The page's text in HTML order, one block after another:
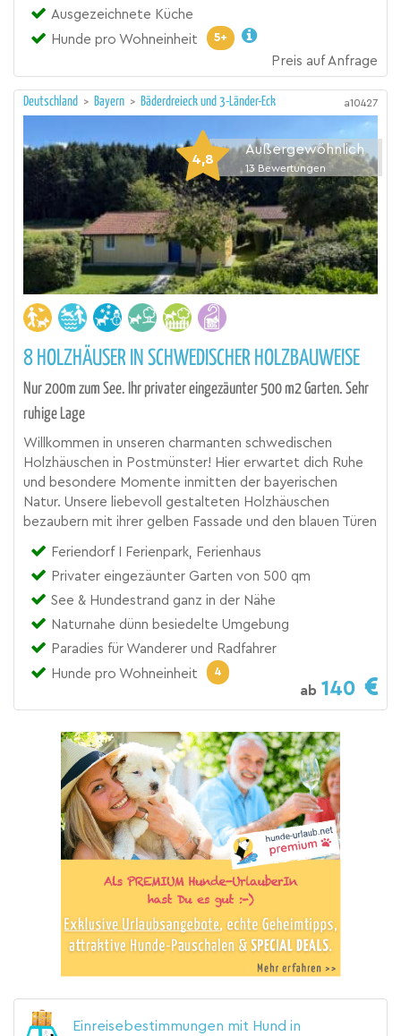
Ausgezeichnete Küche
Hunde pro Wohneinheit
5+
Preis auf Anfrage
Deutschland > Bayern > Bäderdreieck und 3-Länder-Eck a10427
4,8
Außergewöhnlich
13 Bewertungen
8 HOLZHÄUSER IN SCHWEDISCHER HOLZBAUWEISE
Nur 200m zum See. Ihr privater eingezäunter 500 m2 Garten. Sehr
ruhige Lage
Willkommen in unseren charmanten schwedischen
Holzhäuschen in Postmünster! Hier erwartet dich Ruhe
und besondere Momente inmitten der bayerischen
Natur. Unsere liebevoll gestalteten Holzhäuschen
bezaubern mit ihrer gelben Fassade und den blauen Türen
Feriendorf I Ferienpark, Ferienhaus
Privater eingezäunter Garten von 500 qm
See & Hundestrand ganz in der Nähe
Naturnahe dünn besiedelte Umgebung
Paradies für Wanderer und Radfahrer
Hunde pro Wohneinheit
4
ab 140
Einreisebestimmungen mit Hund in